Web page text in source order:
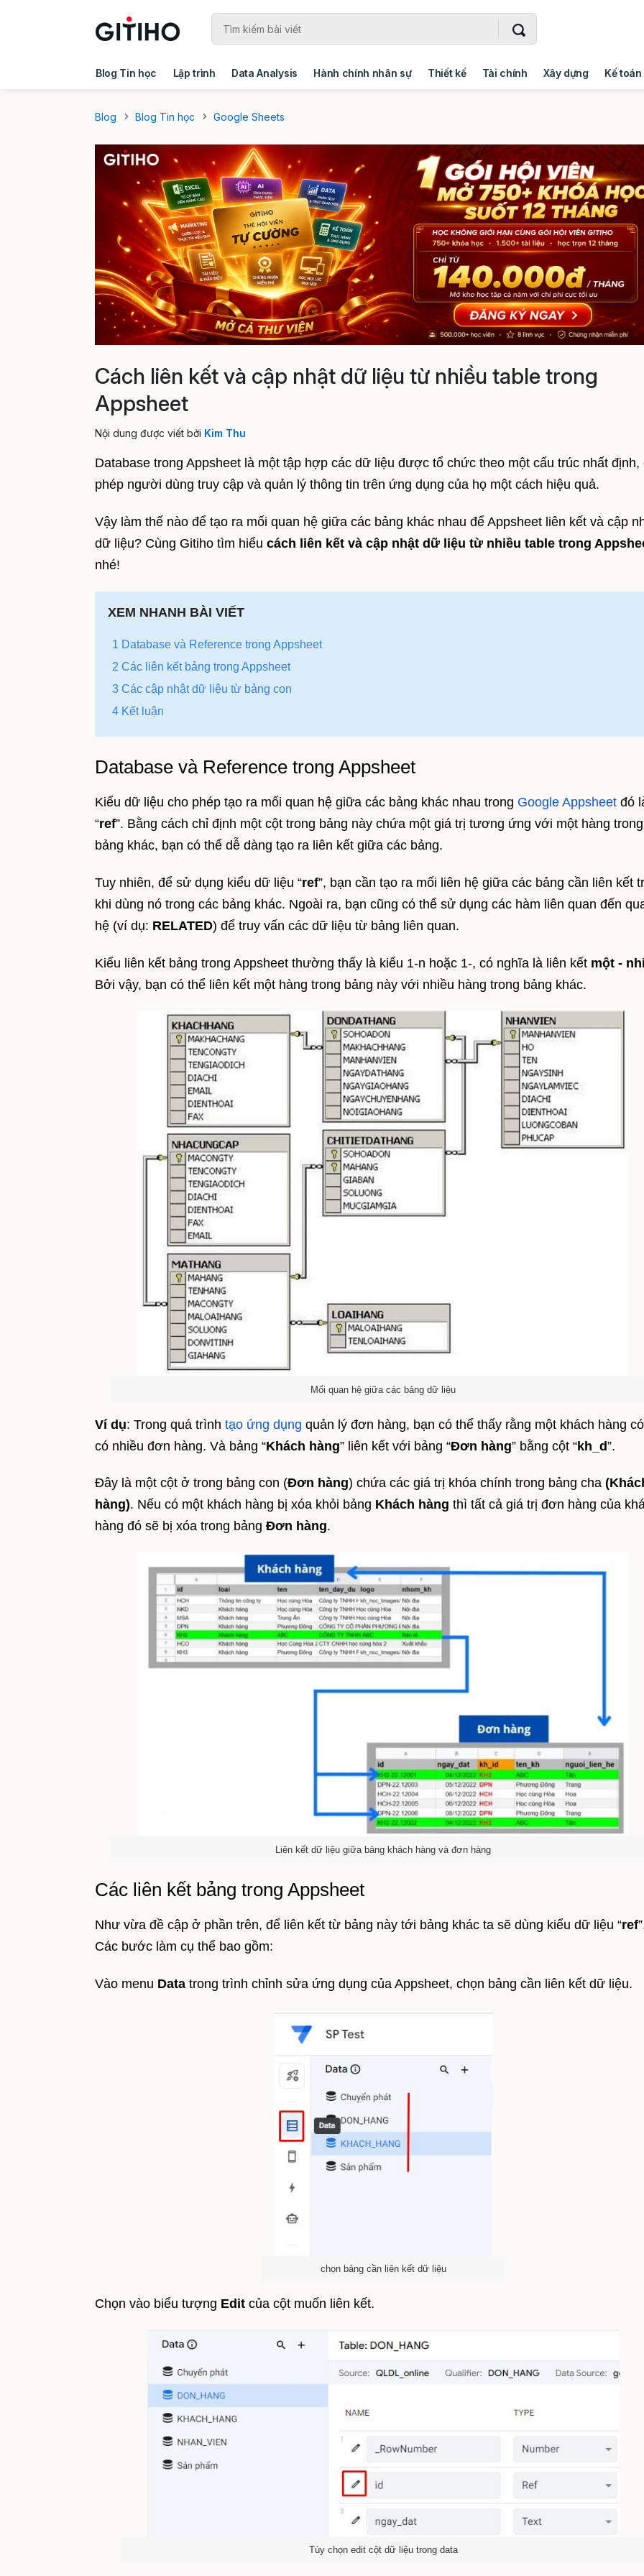
Blog Tin học Lập trình Data Analysis Hành chính nhân sự Thiết kế Tài chính Xây dựng Kế toán
Blog
Blog Tin học Google Sheets
Cách liên kết và cập nhật dữ liệu từ nhiều table trong
Appsheet
Nội dung được viết bởi Kim Thu
Database trong Appsheet là một tập hợp các dữ liệu được tổ chức theo một cấu trúc nhất định,
phép người dùng truy cập và quản lý thông tin trên ứng dụng của họ một cách hiệu quả.
Vậy làm thế nào để tạo ra mối quan hệ giữa các bảng khác nhau để Appsheet liên kết và cập
dữ liệu? Cùng Gitiho tìm hiểu cách liên kết và cập nhật dữ liệu từ nhiều table trong
nhé!
XEM NHANH BÀI VIẾT
1 Database và Reference trong Appsheet
2 Các liên kết bảng trong Appsheet
3 Các cập nhật dữ liệu từ bảng con
4 Kết luận
Database và Reference trong Appsheet
Kiểu dữ liệu cho phép tạo ra mối quan hệ giữa các bảng khác nhau trong Google Appsheet đó
“ref”. Bằng cách chỉ định một cột trong bảng này chứa một giá trị tương ứng với một hàng trong
bảng khác, bạn có thể dễ dàng tạo ra liên kết giữa các bảng.
Tuy nhiên, để sử dụng kiểu dữ liệu “ref”, bạn cần tạo ra mối liên hệ giữa các bảng cần liên kết
khi dùng nó trong các bảng khác. Ngoài ra, bạn cũng có thể sử dụng các hàm liên quan đến
hệ (ví dụ: RELATED) để truy vấn các dữ liệu từ bảng liên quan.
Kiểu liên kết bảng trong Appsheet thường thấy là kiểu 1-n hoặc 1-, có nghĩa là liên kết một -
Bởi vậy, bạn có thể liên kết một hàng trong bảng này với nhiều hàng trong bảng khác.
Mối quan hệ giữa các bảng dữ liệu
Ví dụ: Trong quá trình tạo ứng dụng quản lý đơn hàng, bạn có thể thấy rằng một khách hàng
có nhiều đơn hàng. Và bảng “Khách hàng” liên kết với bảng “Đơn hàng” bằng cột “kh_d”.
Đây là một cột ở trong bảng con (Đơn hàng) chứa các giá trị khóa chính trong bảng cha
hàng). Nếu có một khách hàng bị xóa khỏi bảng Khách hàng thì tất cả giá trị đơn hàng của
hàng đó sẽ bị xóa trong bảng Đơn hàng.
Liên kết dữ liệu giữa bảng khách hàng và đơn hàng
Các liên kết bảng trong Appsheet
Như vừa đề cập ở phần trên, để liên kết từ bảng này tới bảng khác ta sẽ dùng kiểu dữ liệu “ref
Các bước làm cụ thể bao gồm:
Vào menu Data trong trình chỉnh sửa ứng dụng của Appsheet, chọn bảng cần liên kết dữ liệu.
chọn bảng cần liên kết dữ liệu
Chọn vào biểu tượng Edit của cột muốn liên kết.
Tùy chọn edit cột dữ liệu trong data